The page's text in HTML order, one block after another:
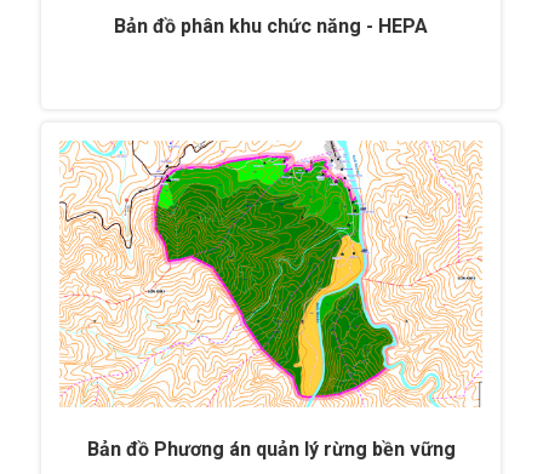
Bản đồ phân khu chức năng - HEPA
Bản đồ Phương án quản lý rừng bền vững